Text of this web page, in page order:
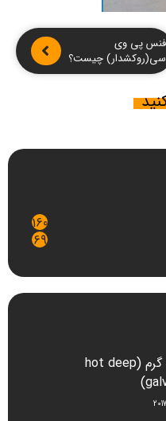
فنس پی وی
سی(روکشدار) چیست؟
160
69
گالوانیزه گرم (hot deep